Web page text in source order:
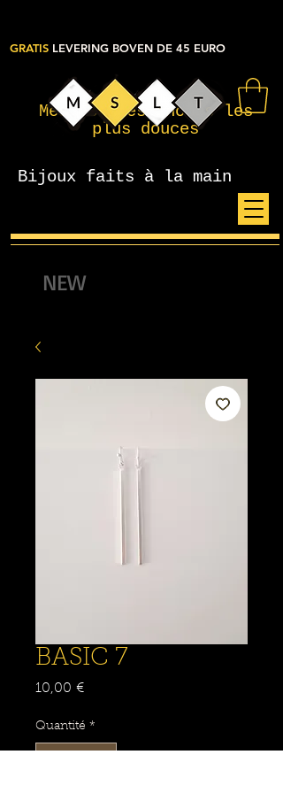
Mes petites choses les
plus douces
Bijoux faits à la main
GRATIS LEVERING BOVEN DE 45 EURO
NEW
BASIC 7
10,00 €Prix
Quantité *